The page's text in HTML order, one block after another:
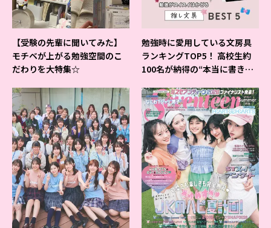
【受験の先輩に聞いてみた】
モチベが上がる勉強空間のこ
だわりを大特集☆
勉強時に愛用している文房具
ランキングTOP5！ 高校生約
100名が納得の“本当に書きや